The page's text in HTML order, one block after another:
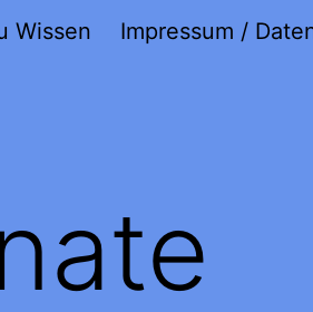
Wissen Impressum /